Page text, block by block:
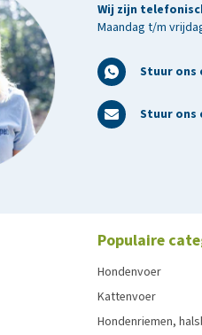
Wij zijn
Maandag t/m
Stuur ons
Stuur ons
Populaire
Hondenvoer
Kattenvoer
Hondenriemen,